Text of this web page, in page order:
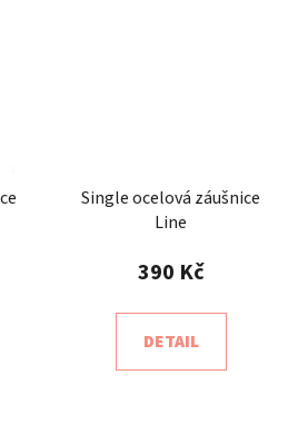
Single ocelová záušnice
Line
390 Kč
DETAIL